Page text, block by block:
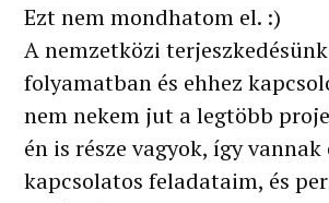
Ezt nem mondhatom el. :)
A nemzetközi
folyamatban és ehhez
nem nekem jut a legtöbb
én is része vagyok, így vannak
kapcsolatos feladataim, és